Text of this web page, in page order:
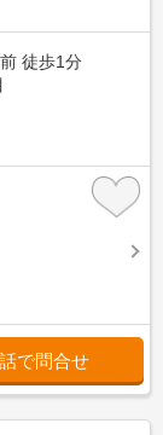
徒歩1分
で問合せ